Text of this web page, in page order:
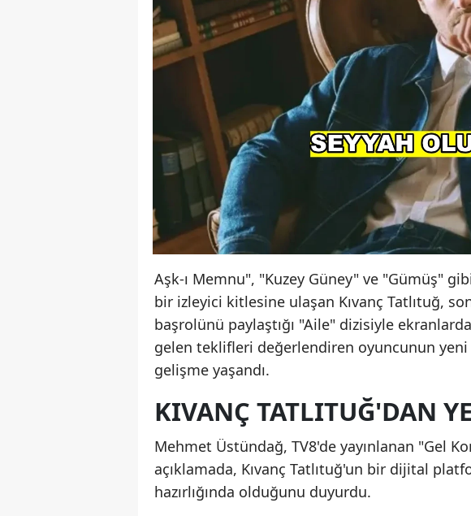
Aşk-ı Memnu", "Kuzey Güney" ve "Gümüş"
bir izleyici kitlesine ulaşan Kıvanç Tatlıtuğ,
başrolünü paylaştığı "Aile" dizisiyle
gelen teklifleri değerlendiren oyuncunun
gelişme yaşandı.
KIVANÇ TATLITUĞ'DAN
Mehmet Üstündağ, TV8'de yayınlanan "Gel
açıklamada, Kıvanç Tatlıtuğ'un bir dijital
hazırlığında olduğunu duyurdu.